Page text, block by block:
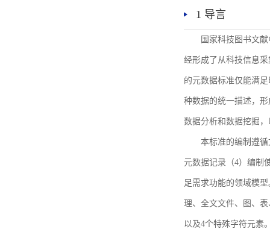
1 导言
国家科技图书文
经形成了从科技信息
的元数据标准仅能满
种数据的统一描述，
数据分析和数据挖掘
本标准的编制遵
元数据记录（4）编制
足需求功能的领域模
理、全文文件、图、
以及4个特殊字符元素